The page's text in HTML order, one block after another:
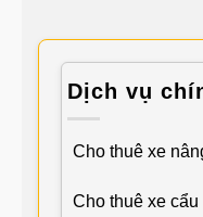
Dịch vụ
Cho thuê xe
Cho thuê xe cẩu